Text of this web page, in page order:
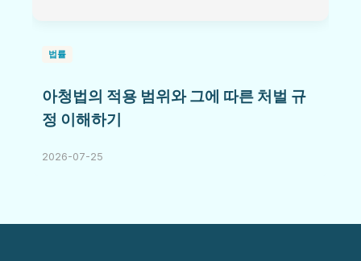
법률
아청법의 적용 범위와 그에 따른 처벌 규
정 이해하기
2026-07-25